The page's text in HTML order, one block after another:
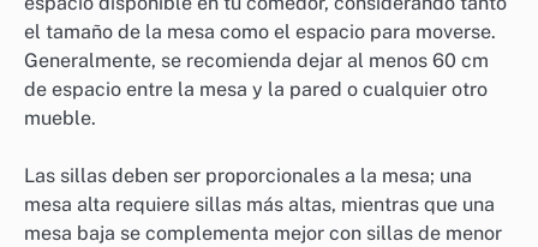
el tamaño de la mesa como el espacio para moverse.
Generalmente, se recomienda dejar al menos 60 cm
de espacio entre la mesa y la pared o cualquier otro
mueble.
Las sillas deben ser proporcionales a la mesa; una
mesa alta requiere sillas más altas, mientras que una
mesa baja se complementa mejor con sillas de menor